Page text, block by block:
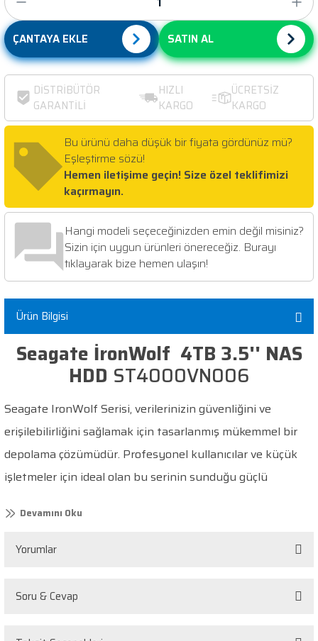
ÇANTAYA EKLE SATIN AL
DİSTRİBÜTÖR
GARANTİLİ
HIZLI
KARGO
ÜCRETSİZ
KARGO
Bu ürünü daha düşük bir fiyata gördünüz mü?
Eşleştirme sözü!
Hemen iletişime geçin! Size özel teklifimizi
kaçırmayın.
Hangi modeli seçeceğinizden emin değil misiniz?
Sizin için uygun ürünleri önereceğiz. Burayı
tıklayarak bize hemen ulaşın!
Ürün Bilgisi
Seagate İronWolf 4TB 3.5'' NAS
HDD ST4000VN006
Seagate IronWolf Serisi, verilerinizin güvenliğini ve
erişilebilirliğini sağlamak için tasarlanmış mükemmel bir
depolama çözümüdür. Profesyonel kullanıcılar ve küçük
işletmeler için ideal olan bu serinin sunduğu güçlü
güvenle yönetmenize yardımcı olur.
Yüksek Kapasite:
Seagate IronWolf Serisi, 1 TB ila 18 TB
dosyaları, fotoğrafları ve videoları güvenle depolayabilir ve
Yorumlar
Soru & Cevap